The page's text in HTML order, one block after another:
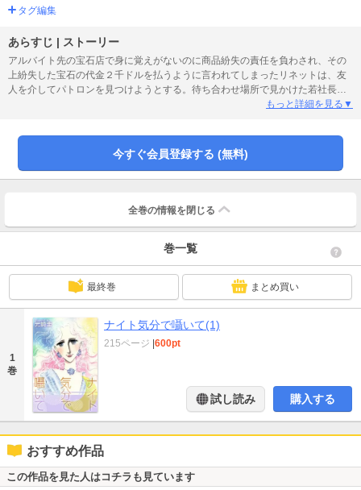
タグ編集
あらすじ | ストーリー
アルバイト先の宝石店で身に覚えがないのに商品紛失の責任を負わされ、その
上紛失した宝石の代金２千ドルを払うように言われてしまったリネットは、友
人を介してパトロンを見つけようとする。待ち合わせ場所で見かけた若社長・
バート・レディングに目を付ける。パトロンと愛人の間で二人の想いは徐々に
もっと詳細を見る▼
今すぐ会員登録する (無料)
全巻の情報を 閉じる
巻一覧
最終巻 まとめ買い
1
巻
ナイト気分で囁いて(1)
215ページ 600pt
試し読み 購入する
おすすめ作品
この作品を見た人はコチラも見ています